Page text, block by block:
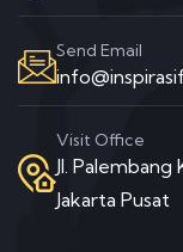
Send Email
Visit Office
Jl.
Jakarta Pusat